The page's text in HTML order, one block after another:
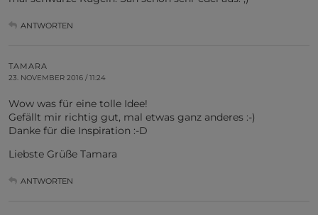
ANTWORTEN
TAMARA
23. NOVEMBER 2016 / 11:24
Wow was für eine tolle Idee!
Gefällt mir richtig gut, mal etwas ganz anderes :-)
Danke für die Inspiration :-D
Liebste Grüße Tamara
ANTWORTEN